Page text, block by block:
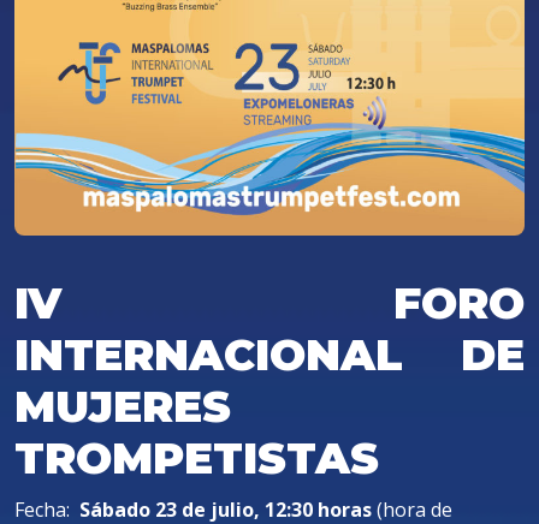
IV FORO
INTERNACIONAL DE
MUJERES
TROMPETISTAS
Fecha: Sábado 23 de julio, 12:30 horas(hora de